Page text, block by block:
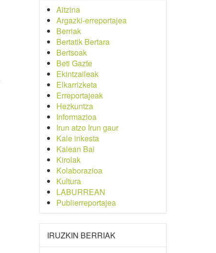
Aitzina
Argazki-erreportajea
Berriak
Bertatik Bertara
Bertsoak
Beti Gazte
Ekintzaileak
Elkarrizketa
Erreportajeak
Hezkuntza
Informazioa
Irun atzo Irun gaur
Kale inkesta
Kalean Bai
Kirolak
Kolaborazioa
Kultura
LABURREAN
Publierreportajea
IRUZKIN BERRIAK